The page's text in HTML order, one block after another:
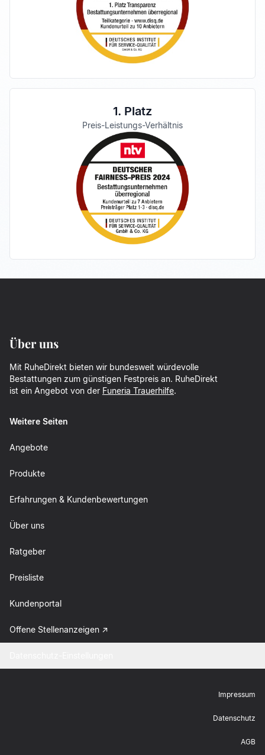
1. Platz
Preis-Leistungs-Verhältnis
Über uns
Mit RuheDirekt bieten wir bundesweit würdevolle
Bestattungen zum günstigen Festpreis an. RuheDirekt
ist ein Angebot von der Funeria Trauerhilfe.
Weitere Seiten
Angebote
Produkte
Erfahrungen & Kundenbewertungen
Über uns
Ratgeber
Preisliste
Kundenportal
Offene Stellenanzeigen
Impressum
Datenschutz
AGB